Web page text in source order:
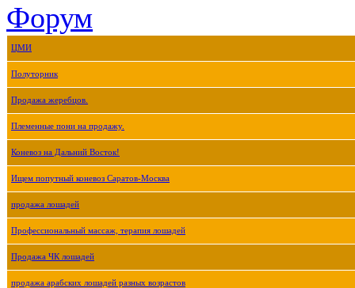
Форум
ЦМИ
Полуторник
Продажа жеребцов.
Племенные пони на продажу.
Коневоз на Дальний Восток!
Ищем попутный коневоз Саратов-Москва
продажа лошадей
Профессиональный массаж, терапия лошадей
Продажа ЧК лошадей
продажа арабских лошадей разных возрастов